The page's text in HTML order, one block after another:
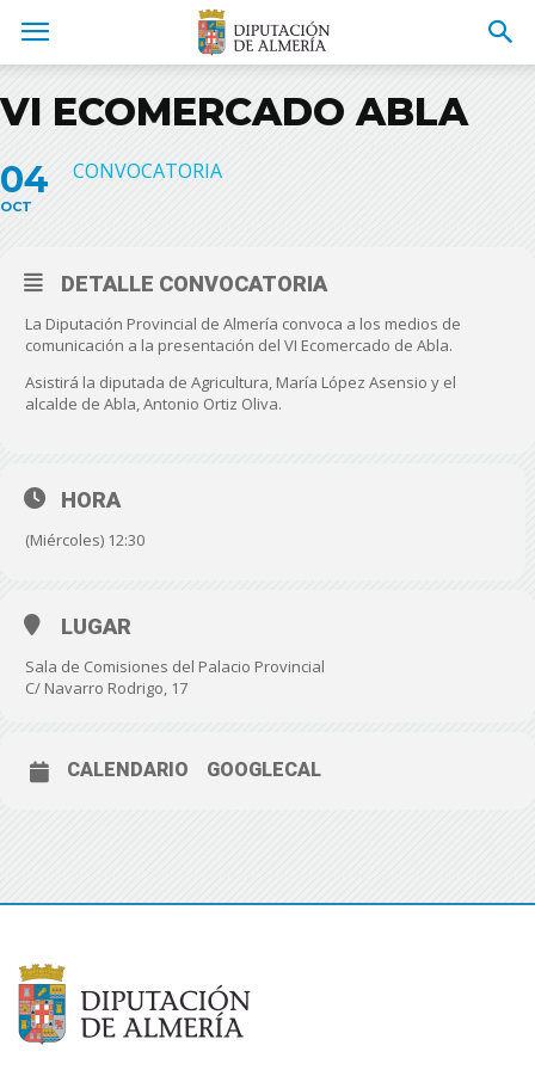
VI ECOMERCADO ABLA
04
OCT
CONVOCATORIA
DETALLE CONVOCATORIA
La Diputación Provincial de Almería convoca a los medios de
comunicación a la presentación del VI Ecomercado de Abla.
Asistirá la diputada de Agricultura, María López Asensio y el
alcalde de Abla, Antonio Ortiz Oliva.
HORA
(Miércoles) 12:30
LUGAR
Sala de Comisiones del Palacio Provincial
C/ Navarro Rodrigo, 17
CALENDARIO GOOGLECAL